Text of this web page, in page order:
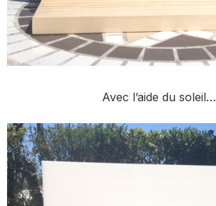
Avec l’aide du soleil…